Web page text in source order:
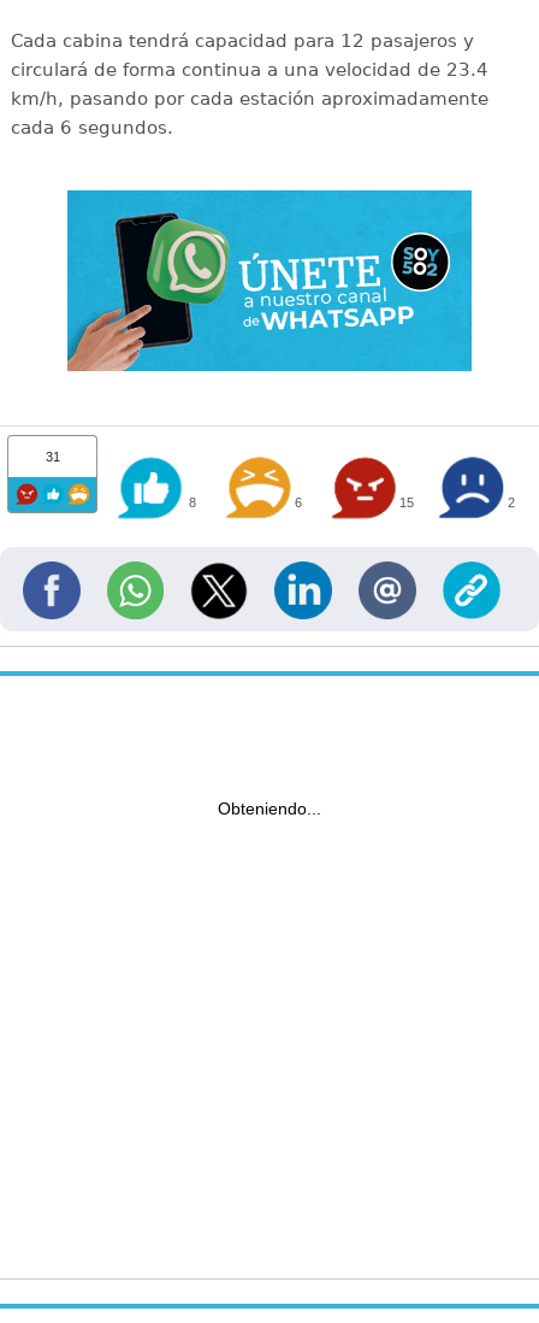
Cada cabina tendrá capacidad para 12 pasajeros y
circulará de forma continua a una velocidad de 23.4
km/h, pasando por cada estación aproximadamente
cada 6 segundos.
31
8 6 15 2
Obteniendo...